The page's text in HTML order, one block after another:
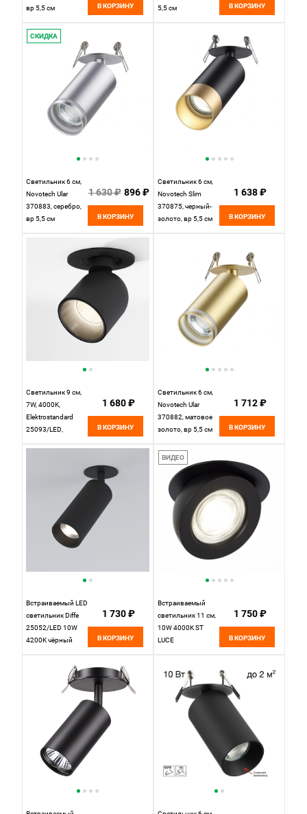
вр 5,5 см
В КОРЗИНУ
5,5 см
В КОРЗИНУ
СКИДКА
Светильник 6 см,
Novotech Ular
370883, серебро,
вр 5,5 см
1 630 ₽ 896 ₽
В КОРЗИНУ
Светильник 6 см,
Novotech Slim
370875, черный-
золото, вр 5,5 см
1 638 ₽
В КОРЗИНУ
Светильник 9 см,
7W, 4000K,
Elektrostandard
25093/LED,
1 680 ₽
В КОРЗИНУ
Светильник 6 см,
Novotech Ular
370882, матовое
золото, вр 5,5 см
1 712 ₽
В КОРЗИНУ
Встраиваемый LED
светильник Diffe
25052/LED 10W
4200K чёрный
1 730 ₽
В КОРЗИНУ
ВИДЕО
Встраиваемый
светильник 11 см,
10W 4000K ST
LUCE
ST654.448.10
Черный, вр 9 см
1 750 ₽
В КОРЗИНУ